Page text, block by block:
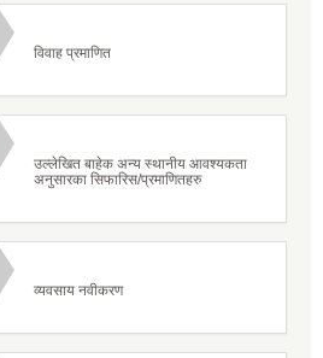
विवाह प्रमाणित
उल्लेखित बाहेक अन्य स्थानीय आवश्यकता
अनुसारका सिफारिस/प्रमाणितहरु
व्यवसाय नवीकरण